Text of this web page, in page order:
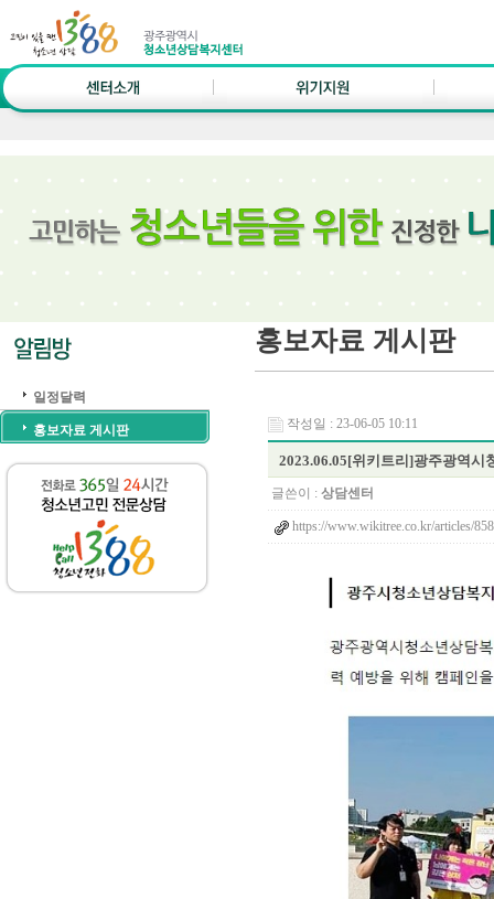
일정달력
홍보자료 게시판
홍보자료 게시판
작성일 : 23-06-05 10:11
2023.06.05[위키트리]광주광역시
글쓴이 : 상담센터
https://www.wikitree.co.kr/articles/